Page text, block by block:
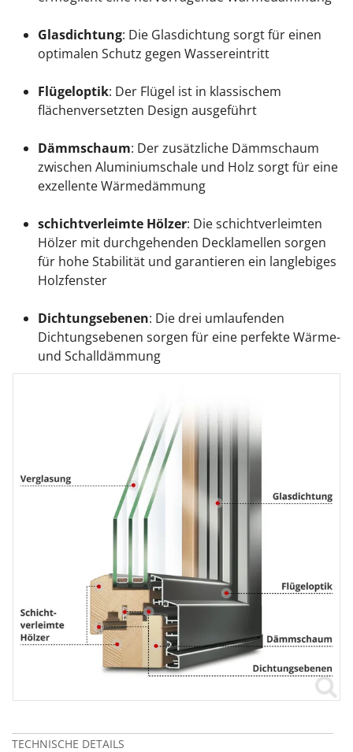
Glasdichtung: Die Glasdichtung sorgt für einen
optimalen Schutz gegen Wassereintritt
Flügeloptik: Der Flügel ist in klassischem
flächenversetzten Design ausgeführt
Dämmschaum: Der zusätzliche Dämmschaum
zwischen Aluminiumschale und Holz sorgt für eine
exzellente Wärmedämmung
schichtverleimte Hölzer: Die schichtverleimten
Hölzer mit durchgehenden Decklamellen sorgen
für hohe Stabilität und garantieren ein langlebiges
Holzfenster
Dichtungsebenen: Die drei umlaufenden
Dichtungsebenen sorgen für eine perfekte Wärme-
und Schalldämmung
TECHNISCHE DETAILS